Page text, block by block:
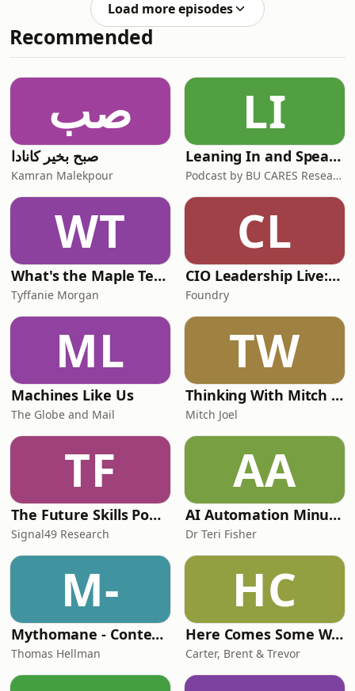
leur succès dans
votre exploitation ? Chuck nous brosse
un tableau de cet avenir. Et que fait le
gouvernement pour aider le secteur
ces robots ? Marco Valicenti, directeur
Load more episodes
Recommended
صب
صبح بخیر کانادا
Kamran Malekpour
LI
Leaning In and Speaking Out
Podcast by BU CARES Research Centre
WT
What's the Maple Tea?!
Tyffanie Morgan
CL
CIO Leadership Live: Canada
Foundry
ML
Machines Like Us
The Globe and Mail
TW
Thinking With Mitch Joel
Mitch Joel
TF
The Future Skills Podcast
Signal49 Research
AA
AI Automation Minute
Dr Teri Fisher
M-
Mythomane - Contes et légendes de la Grèce antique
Thomas Hellman
HC
Here Comes Some Wisdom
Carter, Brent & Trevor